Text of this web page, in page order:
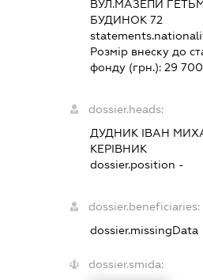
ВУЛ.МАЗЕПИ
БУДИНОК 72
Розмір внеску до
фонду (грн.):29 700
dossier.heads:
ДУДНИК ІВАН
КЕРІВНИК
dossier.position -
dossier.beneficiaries:
dossier.missingData
dossier.smida: